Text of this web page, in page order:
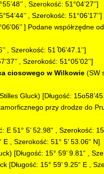
, Szerokość: 51°04’27’’]
, Szerokość: 51°06’17’’]
] Podane
, Szerokość: 51 ̊06’47.1’’]
, Szerokość: 51°05’02’’]
ciosowego w Wilkowie (SW
Gluck) [Długość:
przy drodze do
51° 5’ 52.98“ , Szerokość:
E , Szerokość: 51° 5’ 53.06“ N]
[Długość: 15° 59’ 9.81“ ,
[Długość: 15° 59’ 9.25“ E ,